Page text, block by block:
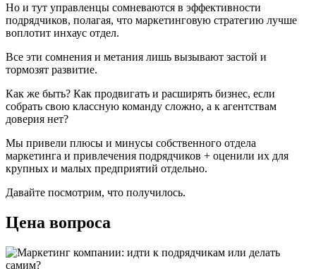
Но и тут управленцы сомневаются в эффективности
подрядчиков, полагая, что маркетинговую стратегию лучше
воплотит инхаус отдел.
Все эти сомнения и метания лишь вызывают застой и
тормозят развитие.
Как же быть? Как продвигать и расширять бизнес, если
собрать свою классную команду сложно, а к агентствам
доверия нет?
Мы привели плюсы и минусы собственного отдела
маркетинга и привлечения подрядчиков + оценили их для
крупных и малых предприятий отдельно.
Давайте посмотрим, что получилось.
Цена вопроса